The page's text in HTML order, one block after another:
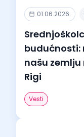
01.06.2026.
našu
Rigi
Vesti